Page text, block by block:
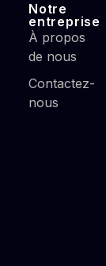
Notre
entreprise
À propos
de nous
Contactez-
nous